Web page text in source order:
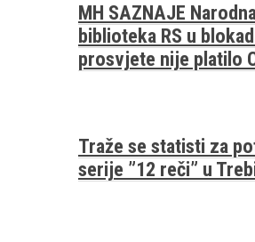
MH SAZNAJE
biblioteka RS u
prosvjete nije platilo
Traže se statisti za
serije ”12 reči” u